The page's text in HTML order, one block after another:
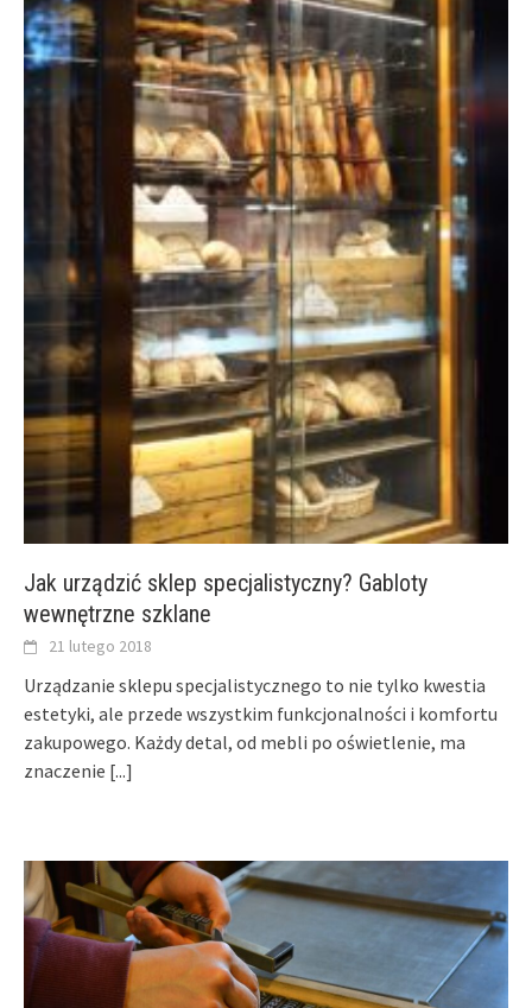
Jak urządzić sklep specjalistyczny? Gabloty
wewnętrzne szklane
21 lutego 2018
Urządzanie sklepu specjalistycznego to nie tylko kwestia
estetyki, ale przede wszystkim funkcjonalności i komfortu
zakupowego. Każdy detal, od mebli po oświetlenie, ma
znaczenie [...]